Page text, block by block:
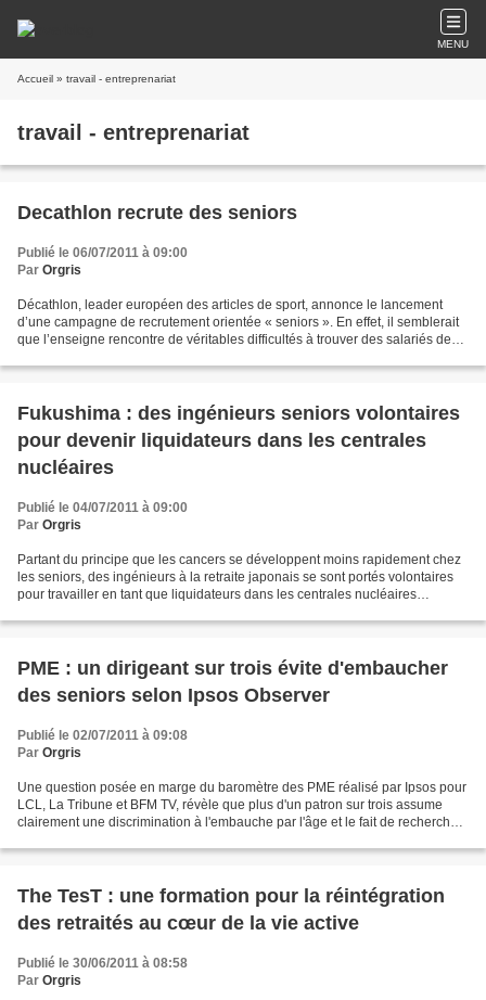
MENU
Accueil » travail - entreprenariat
travail - entreprenariat
Decathlon recrute des seniors
Publié le 06/07/2011 à 09:00
Par Orgris
Décathlon, leader européen des articles de sport, annonce le lancement
d’une campagne de recrutement orientée « seniors ». En effet, il semblerait
que l’enseigne rencontre de véritables difficultés à trouver des salariés de
Fukushima : des ingénieurs seniors volontaires
pour devenir liquidateurs dans les centrales
nucléaires
Publié le 04/07/2011 à 09:00
Par Orgris
Partant du principe que les cancers se développent moins rapidement chez
les seniors, des ingénieurs à la retraite japonais se sont portés volontaires
pour travailler en tant que liquidateurs dans les centrales nucléaires
PME : un dirigeant sur trois évite d'embaucher
des seniors selon Ipsos Observer
Publié le 02/07/2011 à 09:08
Par Orgris
Une question posée en marge du baromètre des PME réalisé par Ipsos pour
LCL, La Tribune et BFM TV, révèle que plus d'un patron sur trois assume
clairement une discrimination à l'embauche par l'âge et le fait de rechercher
The TesT : une formation pour la réintégration
des retraités au cœur de la vie active
Publié le 30/06/2011 à 08:58
Par Orgris